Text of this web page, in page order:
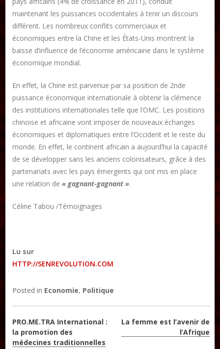
maintenant les puissances occidentales à tenir un discours
différent. Les nombreux conflits commerciaux et
économiques entre la Chine et les États-Unis montrent la
baisse d’influence de l’économie américaine dans le système
économique mondial.
En effet, la Chine est parvenue par sa position de 2nde
puissance économique internationale à obtenir la clémence
des institutions internationales telle que l’OMC. Les positions
chinoise et africaine vont imposer de nouveaux échanges
économiques et diplomatiques entre l’Occident et le reste du
monde. En effet, le continent africain a aujourd’hui la capacité
de se développer sans les anciens colonisateurs, grâce à des
partenariats avec les pays émergents qui ont mis en place
une relation de« gagnant-gagnant ».
Céline Tabou /Témoignages
Lu sur
HTTP://SENREVOLUTION.COM
Posted in Economie, Politique
Navigation
de
PRO.ME.TRA International :
la promotion des
médecines traditionnelles
La femme est l’avenir de
l’Afrique